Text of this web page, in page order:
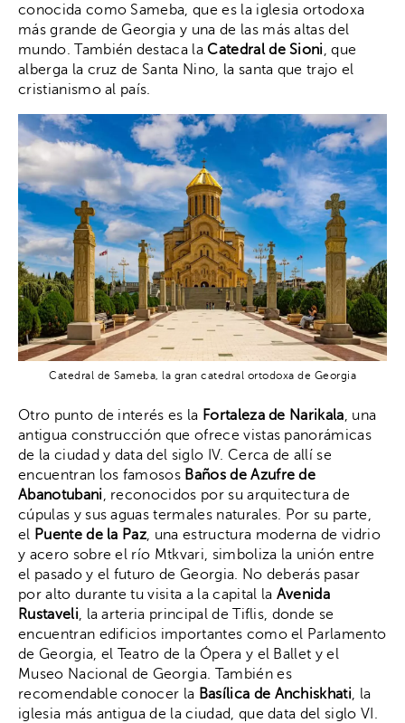
conocida como Sameba, que es la iglesia ortodoxa
más grande de Georgia y una de las más altas del
mundo. También destaca la Catedral de Sioni, que
alberga la cruz de Santa Nino, la santa que trajo el
cristianismo al país.
Catedral de Sameba, la gran catedral ortodoxa de Georgia
Otro punto de interés es la Fortaleza de Narikala, una
antigua construcción que ofrece vistas panorámicas
de la ciudad y data del siglo IV. Cerca de allí se
encuentran los famosos Baños de Azufre de
Abanotubani, reconocidos por su arquitectura de
cúpulas y sus aguas termales naturales. Por su parte,
el Puente de la Paz, una estructura moderna de vidrio
y acero sobre el río Mtkvari, simboliza la unión entre
el pasado y el futuro de Georgia. No deberás pasar
por alto durante tu visita a la capital la Avenida
Rustaveli, la arteria principal de Tiflis, donde se
encuentran edificios importantes como el Parlamento
de Georgia, el Teatro de la Ópera y el Ballet y el
Museo Nacional de Georgia. También es
recomendable conocer la Basílica de Anchiskhati, la
iglesia más antigua de la ciudad, que data del siglo VI.